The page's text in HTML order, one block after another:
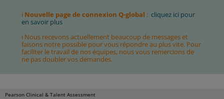
ℹ Nouvelle page de connexion Q-global : cliquez ici pour
en savoir plus
ℹ Nous recevons actuellement beaucoup de messages et
faisons notre possible pour vous répondre au plus vite. Pour
faciliter le travail de nos équipes, nous vous remercions de
ne pas doubler vos demandes.
Pearson Clinical & Talent Assessment